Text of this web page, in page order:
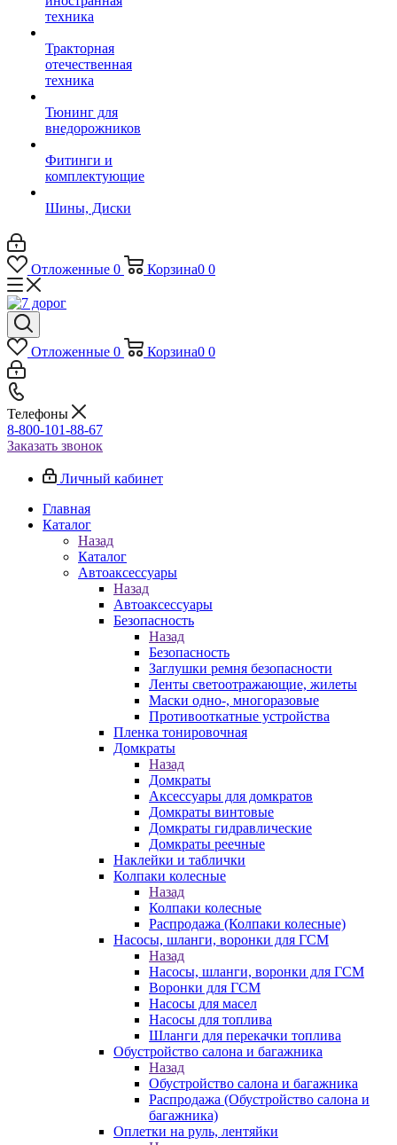
техника
Тракторная
отечественная
техника
Тюнинг для
внедорожников
Фитинги и
комплектующие
Шины, Диски
Отложенные 0 Корзина0 0
Отложенные 0 Корзина0 0
Телефоны
8-800-101-88-67
Заказать звонок
Личный кабинет
Главная
Каталог
Назад
Каталог
Автоаксессуары
Назад
Автоаксессуары
Безопасность
Назад
Безопасность
Заглушки ремня безопасности
Ленты светоотражающие, жилеты
Маски одно-, многоразовые
Противооткатные устройства
Пленка тонировочная
Домкраты
Назад
Домкраты
Аксессуары для домкратов
Домкраты винтовые
Домкраты гидравлические
Домкраты реечные
Наклейки и таблички
Колпаки колесные
Назад
Колпаки колесные
Распродажа (Колпаки колесные)
Насосы, шланги, воронки для ГСМ
Назад
Насосы, шланги, воронки для ГСМ
Воронки для ГСМ
Насосы для масел
Насосы для топлива
Шланги для перекачки топлива
Обустройство салона и багажника
Назад
Обустройство салона и багажника
Распродажа (Обустройство салона и
багажника)
Оплетки на руль, лентяйки